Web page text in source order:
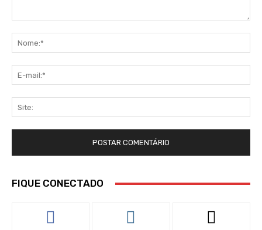
FIQUE CONECTADO